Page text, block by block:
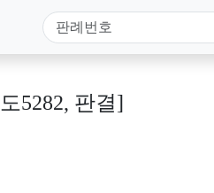
5282, 판결]